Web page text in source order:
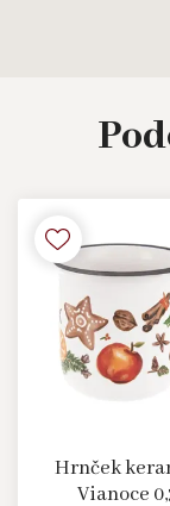
Hrnček
Vianoce